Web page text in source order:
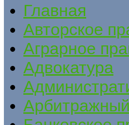
Главная
Авторское
Аграрное
Адвокатура